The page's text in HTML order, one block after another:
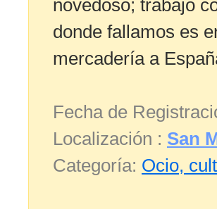
novedoso; trabajo
donde fallamos es
mercadería a
Fecha de
Localización : San
Categoría: Ocio,